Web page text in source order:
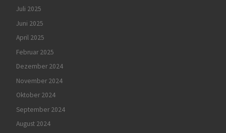
Juli 2025
Juni 2025
April 2025
Februar 2025
Dezember 2024
November 2024
Oktober 2024
September 2024
August 2024